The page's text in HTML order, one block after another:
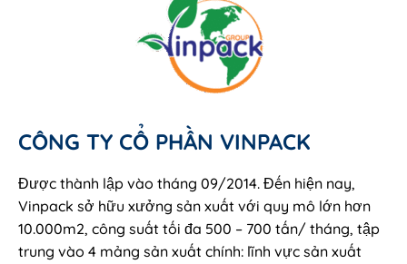
CÔNG TY CỔ PHẦN VINPACK
Được thành lập vào tháng 09/2014. Đến hiện nay,
Vinpack sở hữu xưởng sản xuất với quy mô lớn hơn
10.000m2, công suất tối đa 500 – 700 tấn/ tháng, tập
trung vào 4 mảng sản xuất chính: lĩnh vực sản xuất